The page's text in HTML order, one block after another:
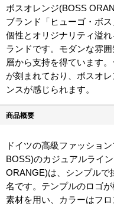
ボスオレンジ(BOSS
ブランド「ヒューゴ・ボ
個性とオリジナリティ溢
ランドです。モダンな雰
層から支持を得ています
が刻まれており、ボスオ
ンスが感じられます。
商品概要
ドイツの高級ファッショ
BOSS)のカジュアルライ
ORANGE)は、シンプルで
名です。テンプルのロゴ
素材を用い、カラーはフ